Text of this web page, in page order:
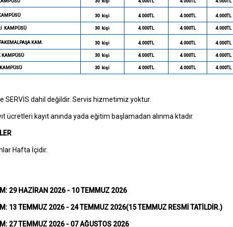
30 kişi 4.000TL 4.000TL 4.000TL
KAMPÜSÜ 30 kişi 4.000TL 4.000TL 4.000TL
KAM. 30 kişi 4.000TL 4.000TL 4.000TL
KAMPÜSÜ 30 kişi 4.000TL 4.000TL 4.000TL
30 kişi 4.000TL 4.000TL 4.000TL
SERVİS dahil değildir. Servis hizmetimiz yoktur.
ücretleri kayıt anında yada eğitim başlamadan alınma ktadır.
Hafta İçidir.
29 HAZİRAN 2026 - 10 TEMMUZ 2026
13 TEMMUZ 2026 - 24 TEMMUZ 2026(15 TEMMUZ RESMİ TATİLDİR.)
27 TEMMUZ 2026 - 07 AĞUSTOS 2026